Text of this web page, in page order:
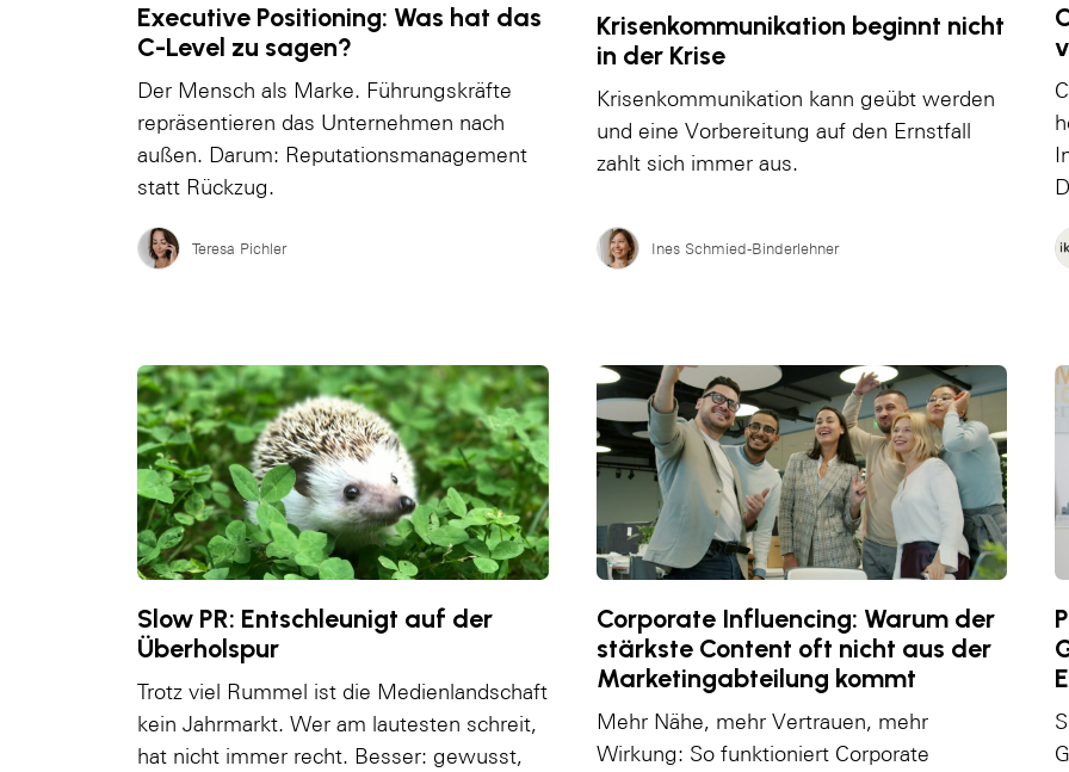
Executive Positioning: Was hat das
C-Level zu sagen?
Der Mensch als Marke. Führungskräfte
repräsentieren das Unternehmen nach
außen. Darum: Reputationsmanagement
statt Rückzug.
Teresa Pichler
Krisenkommunikation beginnt nicht
in der Krise
Krisenkommunikation kann geübt werden
und eine Vorbereitung auf den Ernstfall
zahlt sich immer aus.
Ines Schmied-Binderlehner
Slow PR: Entschleunigt auf der
Überholspur
Trotz viel Rummel ist die Medienlandschaft
kein Jahrmarkt. Wer am lautesten schreit,
hat nicht immer recht. Besser: gewusst,
Corporate Influencing: Warum der
stärkste Content oft nicht aus der
Marketingabteilung kommt
Mehr Nähe, mehr Vertrauen, mehr
Wirkung: So funktioniert Corporate